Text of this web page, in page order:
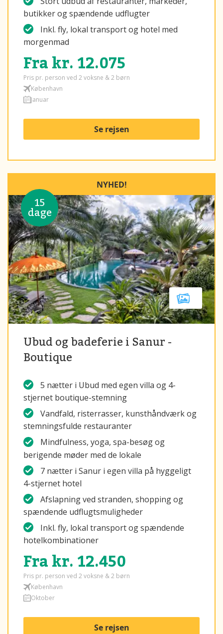
butikker og spændende udflugter
Inkl. fly, lokal transport og hotel med
morgenmad
Fra kr. 12.075
Pris pr. person ved 2 voksne & 2 børn
København
Januar
Se rejsen
15
dage
NYHED!
Ubud og badeferie i Sanur -
Boutique
5 nætter i Ubud med egen villa og 4-
stjernet boutique-stemning
Vandfald, risterrasser, kunsthåndværk og
stemningsfulde restauranter
Mindfulness, yoga, spa-besøg og
berigende møder med de lokale
7 nætter i Sanur i egen villa på hyggeligt
4-stjernet hotel
Afslapning ved stranden, shopping og
spændende udflugtsmuligheder
Inkl. fly, lokal transport og spændende
hotelkombinationer
Fra kr. 12.450
Pris pr. person ved 2 voksne & 2 børn
København
Oktober
Se rejsen